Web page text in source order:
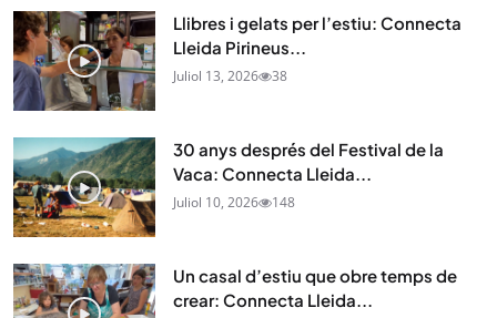
Llibres i gelats per l’estiu: Connecta
Lleida Pirineus...
Juliol 13, 2026 38
30 anys després del Festival de la
Vaca: Connecta Lleida...
Juliol 10, 2026 148
Un casal d’estiu que obre temps de
crear: Connecta Lleida...